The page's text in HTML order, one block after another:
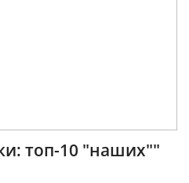
топ-10 "наших""